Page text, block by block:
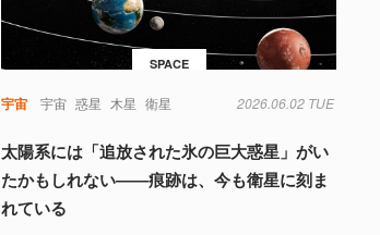
SPACE
宇宙 宇宙 惑星 木星 衛星 2026.06.02 TUE
太陽系には「追放された氷の巨大惑星」がい
たかもしれない――痕跡は、今も衛星に刻ま
れている